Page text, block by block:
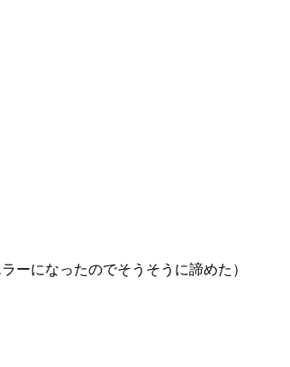
ーになったのでそうそうに諦めた）